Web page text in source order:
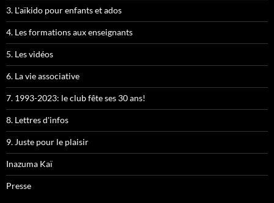
3. L'aïkido pour enfants et ados
4. Les formations aux enseignants
5. Les vidéos
6. La vie associative
7. 1993-2023: le club fête ses 30 ans!
8. Lettres d'infos
9. Juste pour le plaisir
Inazuma Kaï
Presse